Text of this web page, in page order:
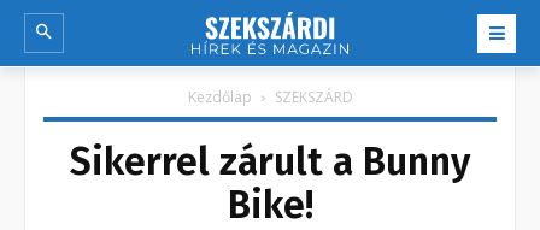
Kezdőlap SZEKSZÁRD
Sikerrel zárult a Bunny
Bike!